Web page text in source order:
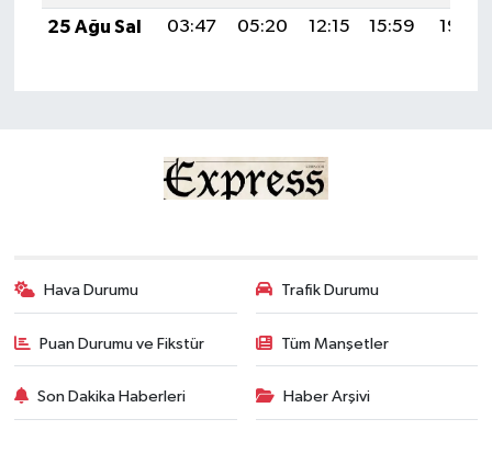
25 Ağu Sal
03:47 05:20 12:15 15:59 19:00
Hava Durumu Trafik Durumu
Puan Durumu ve Fikstür Tüm Manşetler
Son Dakika Haberleri Haber Arşivi